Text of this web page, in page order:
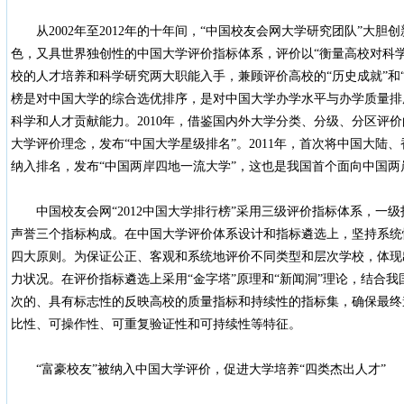
从2002年至2012年的十年间，“中国校友会网大学研究团队”大胆创
色，又具世界独创性的中国大学评价指标体系，评价以“衡量高校对科
校的人才培养和科学研究两大职能入手，兼顾评价高校的“历史成就”
榜是对中国大学的综合选优排序，是对中国大学办学水平与办学质量
科学和人才贡献能力。2010年，借鉴国内外大学分类、分级、分区评
大学评价理念，发布“中国大学星级排名”。2011年，首次将中国大陆
纳入排名，发布“中国两岸四地一流大学”，这也是我国首个面向中国
中国校友会网“2012中国大学排行榜”采用三级评价指标体系，一级
声誉三个指标构成。在中国大学评价体系设计和指标遴选上，坚持系
四大原则。为保证公正、客观和系统地评价不同类型和层次学校，体
力状况。在评价指标遴选上采用“金字塔”原理和“新闻洞”理论，结合
次的、具有标志性的反映高校的质量指标和持续性的指标集，确保最
比性、可操作性、可重复验证性和可持续性等特征。
“富豪校友”被纳入中国大学评价，促进大学培养“四类杰出人才”